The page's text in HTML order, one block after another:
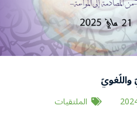
واللّغويّ
الملتقيات